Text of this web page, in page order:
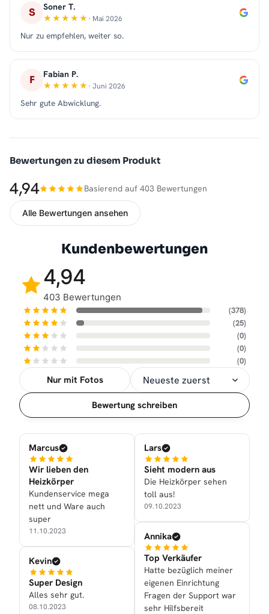
S Soner T.
· Mai 2026
Nur zu empfehlen, weiter so.
F Fabian P.
· Juni 2026
Sehr gute Abwicklung.
Bewertungen zu diesem Produkt
4,94 Basierend auf 403 Bewertungen
Alle Bewertungen ansehen
Kundenbewertungen
4,94
403 Bewertungen
(378)
(25)
(0)
(0)
(0)
Nur mit Fotos
Sortierung
Bewertung schreiben
Marcus
Wir lieben den
Heizkörper
Kundenservice mega
nett und Ware auch
super
11.10.2023
Kevin
Super Design
Alles sehr gut.
08.10.2023
Lars
Sieht modern aus
Die Heizkörper sehen
toll aus!
09.10.2023
Annika
Top Verkäufer
Hatte bezüglich meiner
eigenen Einrichtung
Fragen der Support war
sehr Hilfsbereit